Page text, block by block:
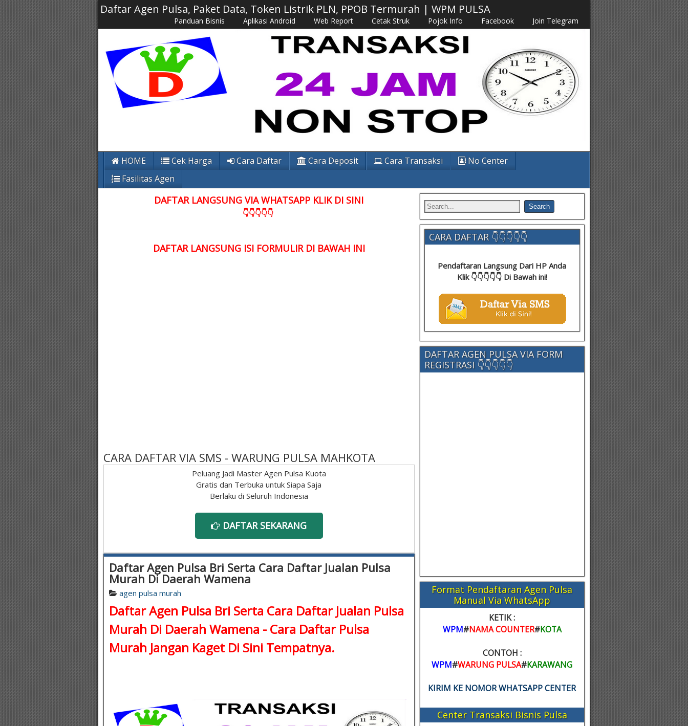
Daftar Agen Pulsa, Paket Data, Token Listrik PLN, PPOB Termurah | WPM PULSA
Panduan Bisnis Aplikasi Android Web Report Cetak Struk Pojok Info Facebook Join Telegram
HOME Cek Harga Cara Daftar Cara Deposit Cara Transaksi
No Center
Fasilitas Agen
DAFTAR LANGSUNG VIA WHATSAPP KLIK DI SINI
👇👇👇👇👇
DAFTAR LANGSUNG ISI FORMULIR DI BAWAH INI
CARA DAFTAR VIA SMS - WARUNG PULSA MAHKOTA
Peluang Jadi Master Agen Pulsa Kuota
Gratis dan Terbuka untuk Siapa Saja
Berlaku di Seluruh Indonesia
DAFTAR SEKARANG
Daftar Agen Pulsa Bri Serta Cara Daftar Jualan Pulsa
Murah Di Daerah Wamena
agen pulsa murah
Daftar Agen Pulsa Bri Serta Cara Daftar Jualan Pulsa
Murah Di Daerah Wamena - Cara Daftar Pulsa
Murah Jangan Kaget Di Sini Tempatnya.
CARA DAFTAR 👇👇👇👇👇
Pendaftaran Langsung Dari HP Anda
Klik 👇👇👇👇👇 Di Bawah ini!
DAFTAR AGEN PULSA VIA FORM
REGISTRASI 👇👇👇👇👇
Format Pendaftaran Agen Pulsa
Manual Via WhatsApp
KETIK :
WPM#NAMA COUNTER#KOTA
CONTOH :
WPM#WARUNG PULSA#KARAWANG
KIRIM KE NOMOR WHATSAPP CENTER
Center Transaksi Bisnis Pulsa